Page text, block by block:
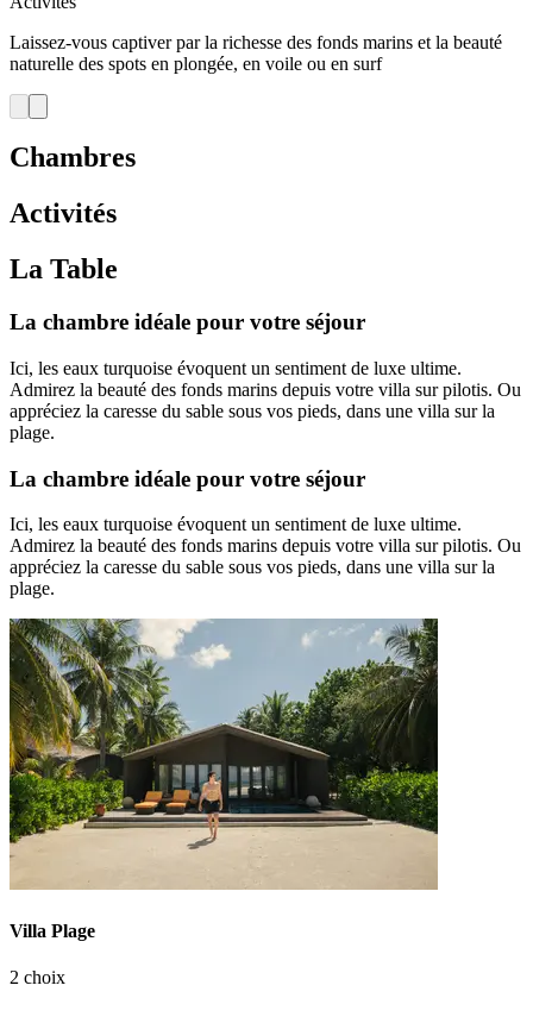
Laissez-vous captiver par la richesse des fonds marins et la beauté
naturelle des spots en plongée, en voile ou en surf
Chambres
Activités
La Table
La chambre idéale pour votre séjour
Ici, les eaux turquoise évoquent un sentiment de luxe ultime.
Admirez la beauté des fonds marins depuis votre villa sur pilotis. Ou
appréciez la caresse du sable sous vos pieds, dans une villa sur la
plage.
La chambre idéale pour votre séjour
Ici, les eaux turquoise évoquent un sentiment de luxe ultime.
Admirez la beauté des fonds marins depuis votre villa sur pilotis. Ou
appréciez la caresse du sable sous vos pieds, dans une villa sur la
plage.
Villa Plage
2 choix